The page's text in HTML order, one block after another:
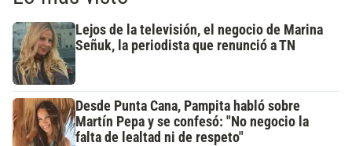
Lejos de la televisión, el negocio de Marina
Señuk, la periodista que renunció a TN
Desde Punta Cana, Pampita habló sobre
Martín Pepa y se confesó: "No negocio la
falta de lealtad ni de respeto"